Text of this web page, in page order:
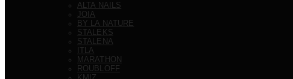
ALTA NAILS
JOIA
BY LA NATURE
STALEKS
STALENA
ITLA
MARATHON
ROUBLOFF